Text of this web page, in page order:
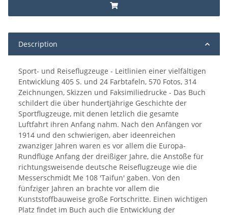
Description
Sport- und Reiseflugzeuge - Leitlinien einer vielfältigen
Entwicklung 405 S. und 24 Farbtafeln, 570 Fotos, 314
Zeichnungen, Skizzen und Faksimiliedrucke - Das Buch
schildert die über hundertjährige Geschichte der
Sportflugzeuge, mit denen letzlich die gesamte
Luftfahrt ihren Anfang nahm. Nach den Anfängen vor
1914 und den schwierigen, aber ideenreichen
zwanziger Jahren waren es vor allem die Europa-
Rundflüge Anfang der dreißiger Jahre, die Anstöße für
richtungsweisende deutsche Reiseflugzeuge wie die
Messerschmidt Me 108 'Taifun' gaben. Von den
fünfziger Jahren an brachte vor allem die
Kunststoffbauweise große Fortschritte. Einen wichtigen
Platz findet im Buch auch die Entwicklung der